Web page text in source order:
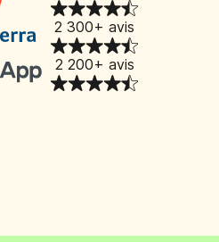
2 300+ avis
2 200+ avis